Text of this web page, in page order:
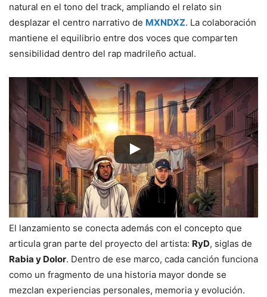
natural en el tono del track, ampliando el relato sin
desplazar el centro narrativo de MXNDXZ. La colaboración
mantiene el equilibrio entre dos voces que comparten
sensibilidad dentro del rap madrileño actual.
El lanzamiento se conecta además con el concepto que
articula gran parte del proyecto del artista: RyD, siglas de
Rabia y Dolor. Dentro de ese marco, cada canción funciona
como un fragmento de una historia mayor donde se
mezclan experiencias personales, memoria y evolución.